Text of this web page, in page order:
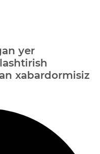
yer
xabardormisiz